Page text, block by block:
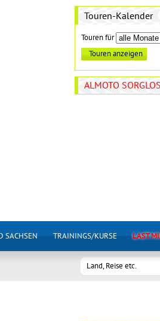
Touren-Kalender
Touren für
ALMOTO
SACHSEN TRAININGS/KURSE LAST